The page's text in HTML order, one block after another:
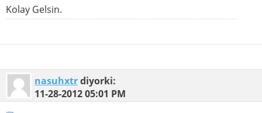
Kolay Gelsin.
nasuhxtrdiyorki:
11-28-201205:01 PM